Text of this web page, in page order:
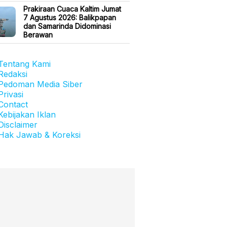
Prakiraan Cuaca Kaltim Jumat
7 Agustus 2026: Balikpapan
dan Samarinda Didominasi
Berawan
Kami
Media Siber
Iklan
Jawab & Koreksi